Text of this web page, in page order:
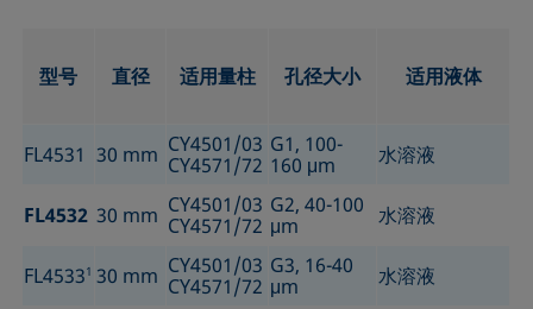
型号 直径 适用量柱 孔径大小 适用液体
FL4531 30 mm CY4501/03
CY4571/72
G1, 100-
160 μm
水溶液
FL4532 30 mm CY4501/03
CY4571/72
G2, 40-100
μm
水溶液
FL45331 30 mm CY4501/03
CY4571/72
G3, 16-40
μm
水溶液